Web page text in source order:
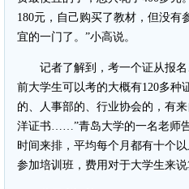
180元，自己购买了教材，但没有
宜的一门了。”小高说。
记者了解到，考一个证从报名
前大学生可以考的大概有120多种
的、人事部的、行业协会的，有
洋证书……”青岛大学的一名老师
时间来排，平均每个月都有十个
参加培训班，费用对于大学生来说